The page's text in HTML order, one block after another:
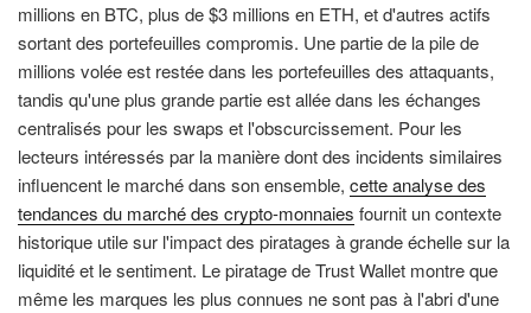
millions en BTC, plus de $3 millions en ETH, et d'autres actifs
sortant des portefeuilles compromis. Une partie de la pile de
millions volée est restée dans les portefeuilles des attaquants,
tandis qu'une plus grande partie est allée dans les échanges
centralisés pour les swaps et l'obscurcissement. Pour les
lecteurs intéressés par la manière dont des incidents similaires
influencent le marché dans son ensemble, cette analyse des
tendances du marché des crypto-monnaies fournit un contexte
historique utile sur l'impact des piratages à grande échelle sur la
liquidité et le sentiment. Le piratage de Trust Wallet montre que
même les marques les plus connues ne sont pas à l'abri d'une